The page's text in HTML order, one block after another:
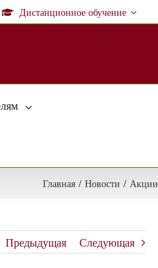
Дистанционное обучение
Главная / Новости / Акции
Предыдущая Следующая